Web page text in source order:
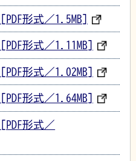
形式／1.5MB]
形式／1.11MB]
形式／1.02MB]
形式／1.64MB]
形式／